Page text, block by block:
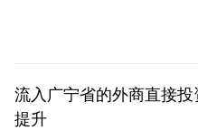
流入广宁省的外商直接
提升